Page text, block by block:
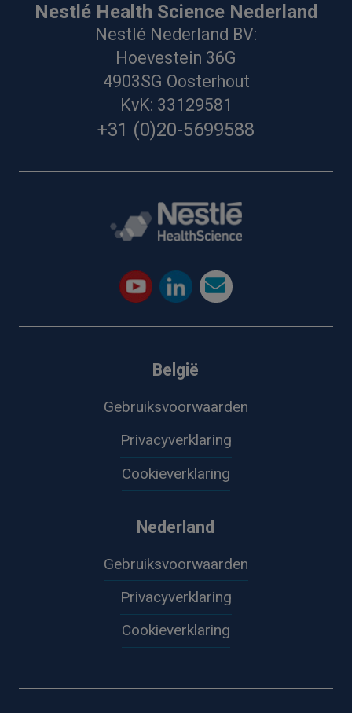
Nestlé Health Science Nederland
Nestlé Nederland BV:
Hoevestein 36G
4903SG Oosterhout
KvK: 33129581
+31 (0)20-5699588
België
Gebruiksvoorwaarden
Privacyverklaring
Cookieverklaring
Nederland
Gebruiksvoorwaarden
Privacyverklaring
Cookieverklaring